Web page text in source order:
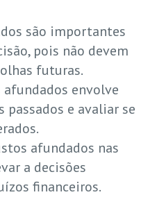
são importantes
pois não devem
futuras.
envolve
passados e avaliar se
afundados nas
a decisões
financeiros.